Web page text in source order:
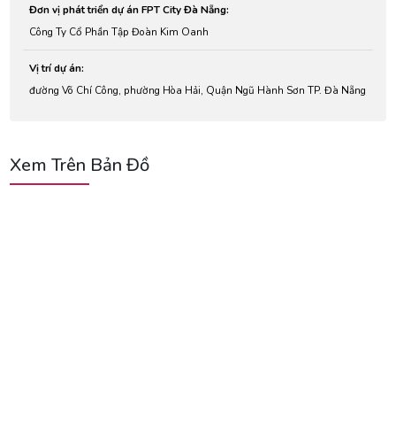
Đơn vị phát triển dự án FPT City Đà Nẵng:
Công Ty Cổ Phần Tập Đoàn Kim Oanh
Vị trí dự án:
đường Võ Chí Công, phường Hòa Hải, Quận Ngũ Hành Sơn TP. Đà Nẵng
Xem Trên Bản Đồ